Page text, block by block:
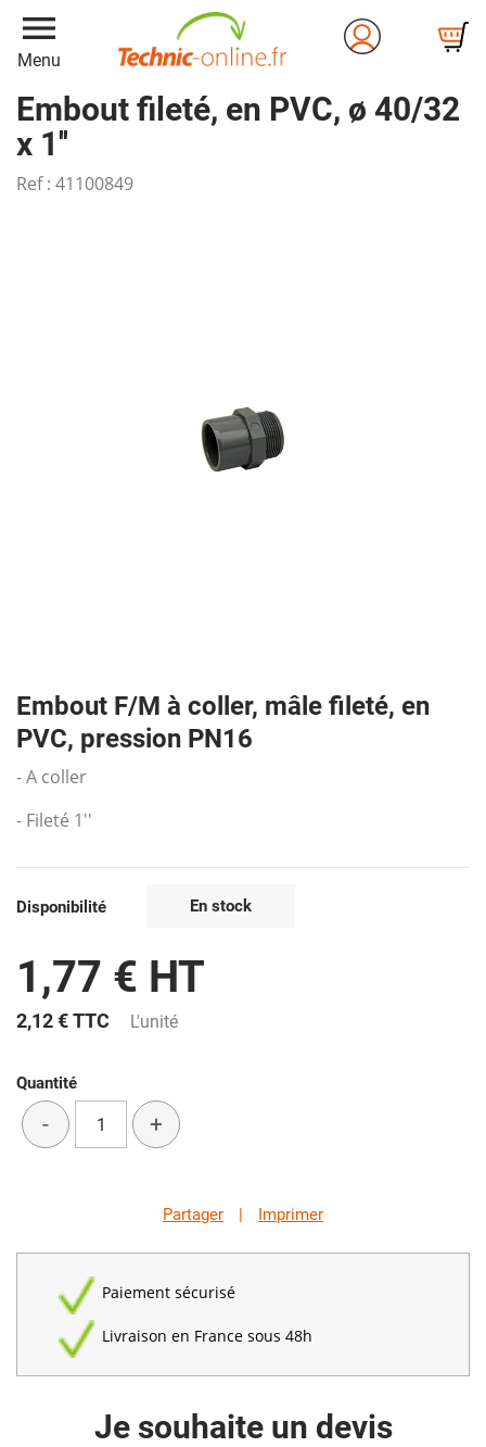
menu
Menu
Embout fileté, en PVC, ø 40/32
x 1''
Ref : 41100849
Embout F/M à coller, mâle fileté, en
PVC, pression PN16
- A coller
- Fileté 1''
Disponibilité En stock
1,77 € HT
2,12 €TTC L'unité
Quantité
- +
Partager | Imprimer
Paiement sécurisé
Livraison en France sous 48h
Je souhaite un devis